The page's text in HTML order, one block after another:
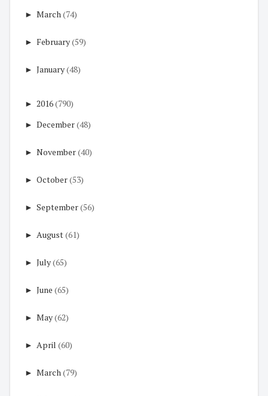
► March(74)
► February(59)
► January(48)
► 2016(790)
► December(48)
► November(40)
► October(53)
► September(56)
► August(61)
► July(65)
► June (65)
► May(62)
► April (60)
► March(79)